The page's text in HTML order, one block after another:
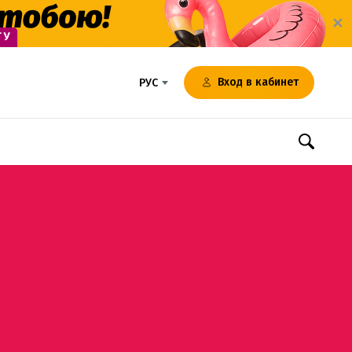
✕
РУС Вход в кабинет